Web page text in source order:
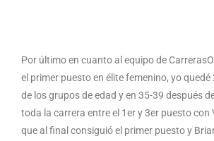
Por último en cuanto al equipo de
el primer puesto en élite femenino, yo quedé
de los grupos de edad y en 35-39 después
toda la carrera entre el 1er y 3er puesto con
que al final consiguió el primer puesto y